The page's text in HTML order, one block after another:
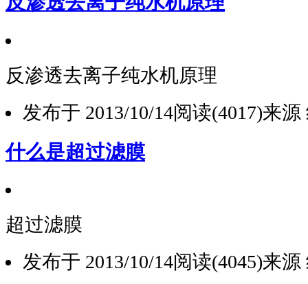
2
反渗透去离子纯水机原理
发布于 2013/10/14阅读(4017)来源
什么是超过滤膜
超过滤膜
发布于 2013/10/14阅读(4045)来源